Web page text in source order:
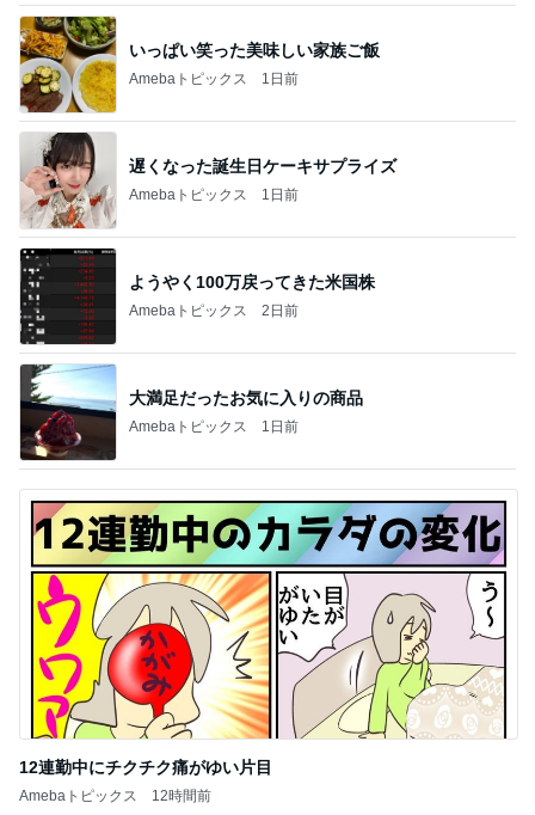
いっぱい笑った美味しい家族ご飯
Amebaトピックス 1日前
遅くなった誕生日ケーキサプライズ
Amebaトピックス 1日前
ようやく100万戻ってきた米国株
Amebaトピックス 2日前
大満足だったお気に入りの商品
Amebaトピックス 1日前
12連勤中にチクチク痛がゆい片目
Amebaトピックス 12時間前